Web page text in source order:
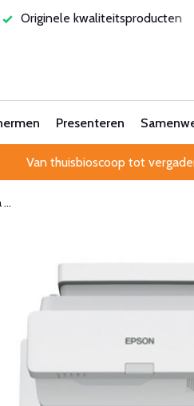
Laagste
Presenteren
Van thuisbioscoop tot